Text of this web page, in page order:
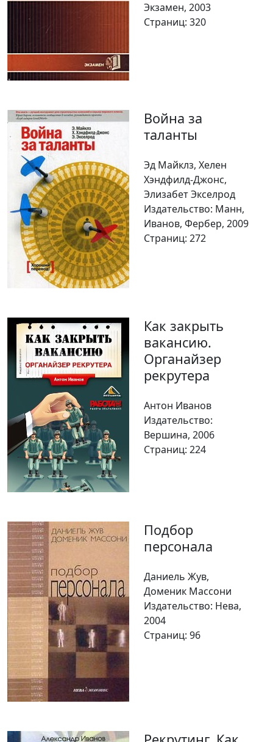
Экзамен, 2003
Страниц: 320
Война за
таланты
Эд Майклз, Хелен
Хэндфилд-Джонс,
Элизабет Экселрод
Издательство: Манн,
Иванов, Фербер, 2009
Страниц: 272
Как закрыть
вакансию.
Органайзер
рекрутера
Антон Иванов
Издательство:
Вершина, 2006
Страниц: 224
Подбор
персонала
Даниель Жув,
Доменик Массони
Издательство: Нева,
2004
Страниц: 96